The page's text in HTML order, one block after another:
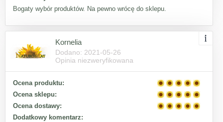
Bogaty wybór produktów. Na pewno wrócę do sklepu.
Kornelia
Dodano: 2021-05-26
Opinia niezweryfikowana
Ocena produktu:
Ocena sklepu:
Ocena dostawy:
Dodatkowy komentarz: